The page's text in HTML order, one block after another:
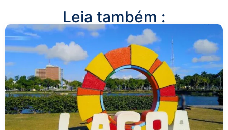
Leia também :